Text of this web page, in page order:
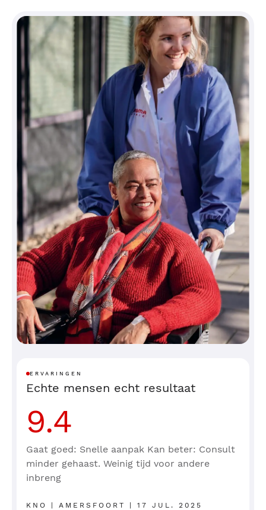
behandelmogelijkheden of wilt u een
afspraak maken? Neem dan contact op
via 088 9000 500. Onze medewerkers
beantwoorden uw vragen graag.
ERVARINGEN
Echte mensen echt resultaat
9.4
Gaat goed: Snelle aanpak Kan beter: Consult
minder gehaast. Weinig tijd voor andere
inbreng
KNO | AMERSFOORT | 17 JUL. 2025